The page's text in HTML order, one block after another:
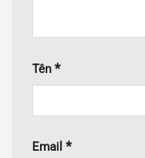
Tên *
Email *